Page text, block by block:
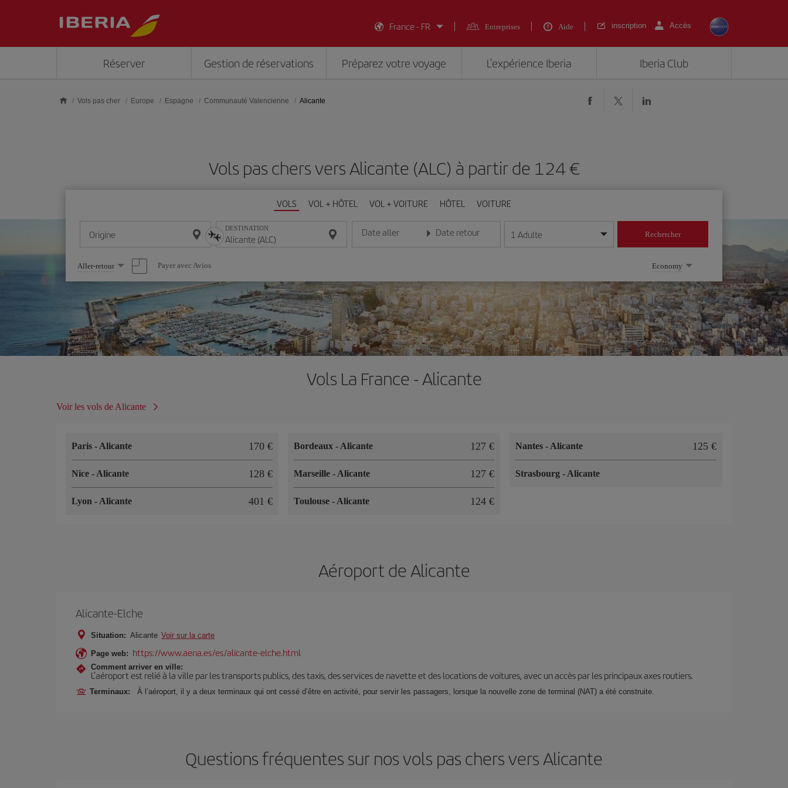
France - FR
Entreprises Aide inscription Accès
Réserver Gestion de réservations Préparez votre voyage L’expérience Iberia Iberia Club
Vols pas cher Europe Espagne Communauté Valencienne Alicante
Vols pas chers vers Alicante (ALC) à partir de 124 €
VOLS VOL + HÔTEL VOL + VOITURE HÔTEL VOITURE
Origine DESTINATION Date aller
Entrez la date au format jour/mois/année
Date retour
Entrez la date au format jour/mois/année
1 Adulte Rechercher
Sélectionnez
une
option
Aller-retour Payer avec Avios Economy
Vols La France - Alicante
Voir les vols de Alicante
Paris - Alicante 170 €
Nice - Alicante 128 €
Lyon - Alicante 401 €
Bordeaux - Alicante 127 €
Marseille - Alicante 127 €
Toulouse - Alicante 124 €
Nantes- Alicante 125 €
Strasbourg- Alicante
Aéroport de Alicante
Alicante-Elche
Situation: Alicante Voir sur la carte
Page web: https://www.aena.es/es/alicante-elche.html
Comment arriver en ville:
L’aéroport est relié à la ville par les transports publics, des taxis, des services de navette et des locations de voitures, avec un accès par les principaux axes routiers.
Terminaux: À l’aéroport, il y a deux terminaux qui ont cessé d’être en activité, pour servir les passagers, lorsque la nouvelle zone de terminal (NAT) a été construite.
Questions fréquentes sur nos vols pas chers vers Alicante